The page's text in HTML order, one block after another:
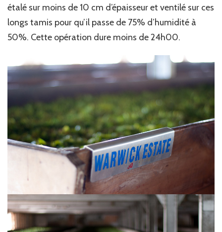
étalé sur moins de 10 cm d’épaisseur et ventilé sur ces
longs tamis pour qu’il passe de 75% d’humidité à
50%. Cette opération dure moins de 24h00.